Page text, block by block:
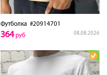
Футболка #20914701
08.08.2026
364руб